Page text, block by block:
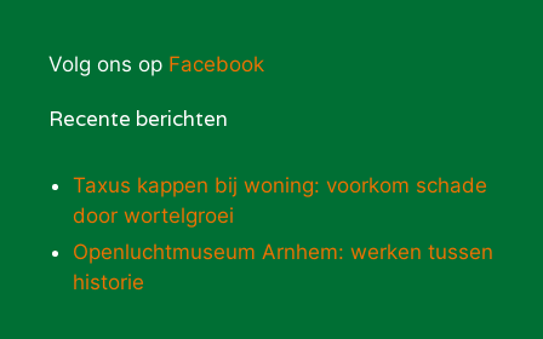
Volg ons op Facebook
Recente berichten
Taxus kappen bij woning: voorkom schade
door wortelgroei
Openluchtmuseum Arnhem: werken tussen
historie